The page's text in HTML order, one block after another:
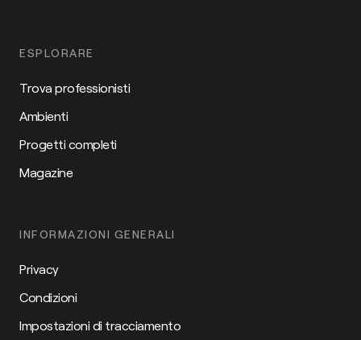
ESPLORARE
Trova professionisti
Ambienti
Progetti completi
Magazine
INFORMAZIONI GENERALI
Privacy
Condizioni
Impostazioni di tracciamento